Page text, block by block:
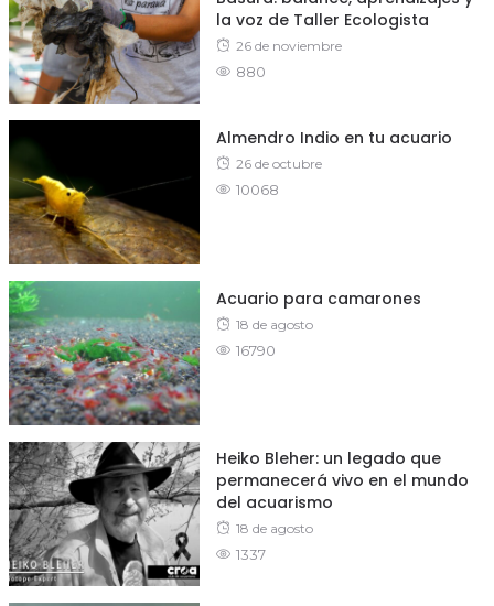
la voz de Taller Ecologista
Posted
on
26 de noviembre
880
Almendro Indio en tu acuario
Posted
on
26 de octubre
10068
Acuario para camarones
Posted
on
18 de agosto
16790
Heiko Bleher: un legado que
permanecerá vivo en el mundo
del acuarismo
Posted
on
18 de agosto
1337